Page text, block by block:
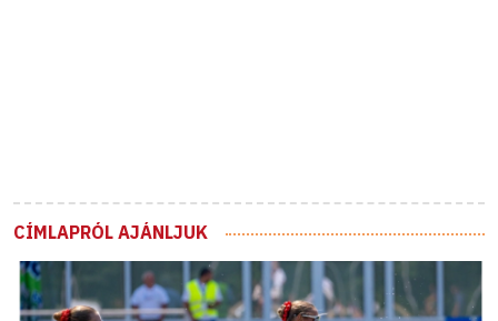
CÍMLAPRÓL AJÁNLJUK